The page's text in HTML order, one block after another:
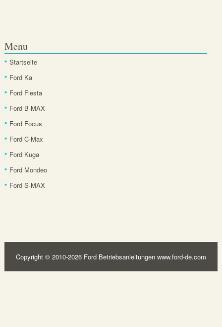
Menu
Startseite
Ford Ka
Ford Fiesta
Ford B-MAX
Ford Focus
Ford C-Max
Ford Kuga
Ford Mondeo
Ford S-MAX
Copyright © 2010-2026 Ford Betriebsanleitungen www.ford-de.com